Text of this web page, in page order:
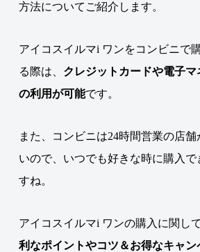
方法についてご紹介します。
アイコスイルマi ワンをコンビニで
る際は、 クレジットカードや電子マ
の利用が可能です。
また、コンビニは24時間営業の店舗
いので、いつでも好きな時に購入で
すね。
アイコスイルマi ワンの購入に関し
利なポイントやコツ＆お得なキャン